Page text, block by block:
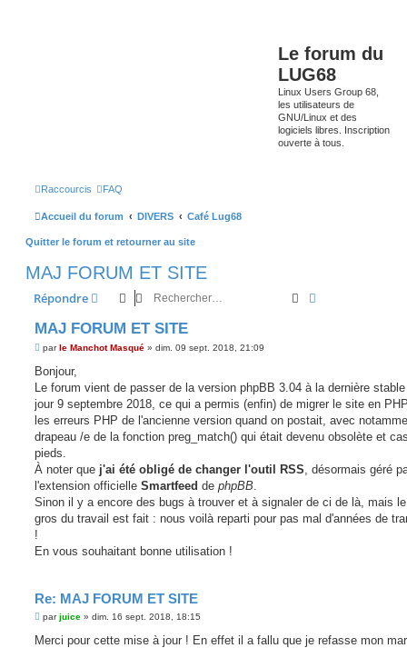
Le forum du
LUG68
Linux Users Group 68,
les utilisateurs de
GNU/Linux et des
logiciels libres. Inscription
ouverte à tous.
Raccourcis FAQ
Accueil du forum DIVERS Café Lug68
Quitter le forum et retourner au site
MAJ FORUM ET SITE
Répondre Rechercher
MAJ FORUM ET SITE
M
s
a
g
parle Manchot Masqué » dim. 09 sept. 2018, 21:09
Bonjour,
Le forum vient de passer de la version phpBB 3.04 à la dernière
jour 9 septembre 2018, ce qui a permis (enfin) de migrer le site en
les erreurs PHP de l'ancienne version quand on postait, avec
drapeau /e de la fonction preg_match() qui était devenu obsolète et
pieds.
À noter que j'ai été obligé de changer l'outil RSS, désormais géré
l'extension officielle Smartfeed de phpBB.
Sinon il y a encore des bugs à trouver et à signaler de ci de là, mais
gros du travail est fait : nous voilà reparti pour pas mal d'années de
!
En vous souhaitant bonne utilisation !
Re: MAJ FORUM ET SITE
M
s
parjuice » dim. 16 sept. 2018, 18:15
Merci pour cette mise à jour ! En effet il a fallu que je refasse mon